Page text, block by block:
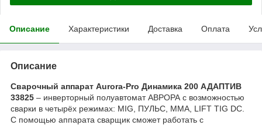
Описание Характеристики Доставка Оплата
Описание
Сварочный аппарат Aurora-Pro Динамика 200 АДАПТИВ
33825 – инверторный полуавтомат АВРОРА с возможностью
сварки в четырёх режимах: MIG, ПУЛЬС, MMA, LIFT TIG DC.
С помощью аппарата сварщик сможет работать с